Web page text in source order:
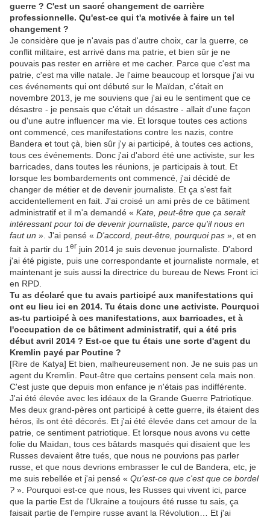
guerre ? C'est un sacré changement de carrière
professionnelle. Qu'est-ce qui t'a motivée à faire un tel
changement ?
Je considère que je n'avais pas d'autre choix, car la guerre, ce
conflit militaire, est arrivé dans ma patrie, et bien sûr je ne
pouvais pas rester en arrière et me cacher. Parce que c'est ma
patrie, c'est ma ville natale. Je l'aime beaucoup et lorsque j'ai vu
ces événements qui ont débuté sur le Maïdan, c'était en
novembre 2013, je me souviens que j'ai eu le sentiment que ce
désastre - je pensais que c'était un désastre - allait d'une façon
ou d'une autre influencer ma vie. Et lorsque toutes ces actions
ont commencé, ces manifestations contre les nazis, contre
Bandera et tout çà, bien sûr j'y ai participé, à toutes ces actions,
tous ces événements. Donc j'ai d'abord été une activiste, sur les
barricades, dans toutes les réunions, je participais à tout. Et
lorsque les bombardements ont commencé, j'ai décidé de
changer de métier et de devenir journaliste. Et ça s'est fait
accidentellement en fait. J'ai croisé un ami près de ce bâtiment
administratif et il m'a demandé « Kate, peut-être que ça serait
intéressant pour toi de devenir journaliste, parce qu'il nous en
faut un ». J'ai pensé « D'accord peut-être, pourquoi pas », et en
fait à partir du 1 er juin 2014 je suis devenue journaliste. D'abord
j'ai été pigiste, puis une correspondante et journaliste normale, et
maintenant je suis aussi la directrice du bureau de News Front ici
en RPD.
Tu as déclaré que tu avais participé aux manifestations qui
ont eu lieu ici en 2014. Tu étais donc une activiste. Pourquoi
as-tu participé à ces manifestations, aux barricades, et à
l'occupation de ce bâtiment administratif, qui a été pris
début avril 2014 ? Est-ce que tu étais une sorte d'agent du
Kremlin payé par Poutine ?
[Rire de Katya] Et bien, malheureusement non. Je ne suis pas un
agent du Kremlin. Peut-être que certains pensent cela mais non.
C'est juste que depuis mon enfance je n'étais pas indifférente.
J'ai été élevée avec les idéaux de la Grande Guerre Patriotique.
Mes deux grand-pères ont participé à cette guerre, ils étaient des
héros, ils ont été décorés. Et j'ai été élevée dans cet amour de la
patrie, ce sentiment patriotique. Et lorsque nous avons vu cette
folie du Maïdan, tous ces bâtards masqués qui disaient que les
Russes devaient être tués, que nous ne pouvions pas parler
russe, et que nous devrions embrasser le cul de Bandera, etc, je
me suis rebellée et j'ai pensé « Qu'est-ce que c'est que ce bordel
? ». Pourquoi est-ce que nous, les Russes qui vivent ici, parce
que la partie Est de l'Ukraine a toujours été russe tu sais, ça
faisait partie de l'empire russe avant la Révolution… Et j'ai